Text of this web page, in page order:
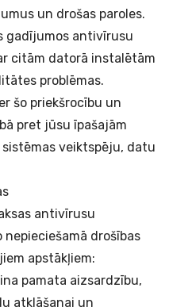
un drošas paroles.
gadījumos antivīrusu
citām datorā instalētām
problēmas.
šo priekšrocību un
pret jūsu īpašajām
veiktspēju, datu
antivīrusu
drošības
apstākļiem:
pamata aizsardzību,
atklāšanai un